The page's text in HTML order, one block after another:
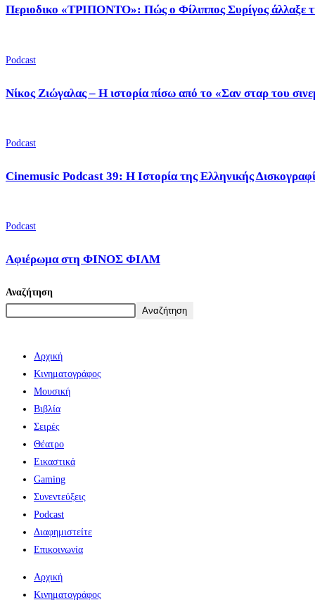
Περιοδικο «ΤΡΙΠΟΝΤΟ»: Πώς ο Φίλιππος Συρίγος άλλαξε
Podcast
Νίκος Ζιώγαλας – Η ιστορία πίσω από το «Σαν σταρ του
Podcast
Cinemusic Podcast 39: Η Ιστορία της Ελληνικής
Podcast
Αφιέρωμα στη ΦΙΝΟΣ ΦΙΛΜ
Αναζήτηση
Αναζήτηση
Αρχική
Κινηματογράφος
Μουσική
Βιβλία
Σειρές
Θέατρο
Εικαστικά
Gaming
Συνεντεύξεις
Podcast
Διαφημιστείτε
Επικοινωνία
Αρχική
Κινηματογράφος